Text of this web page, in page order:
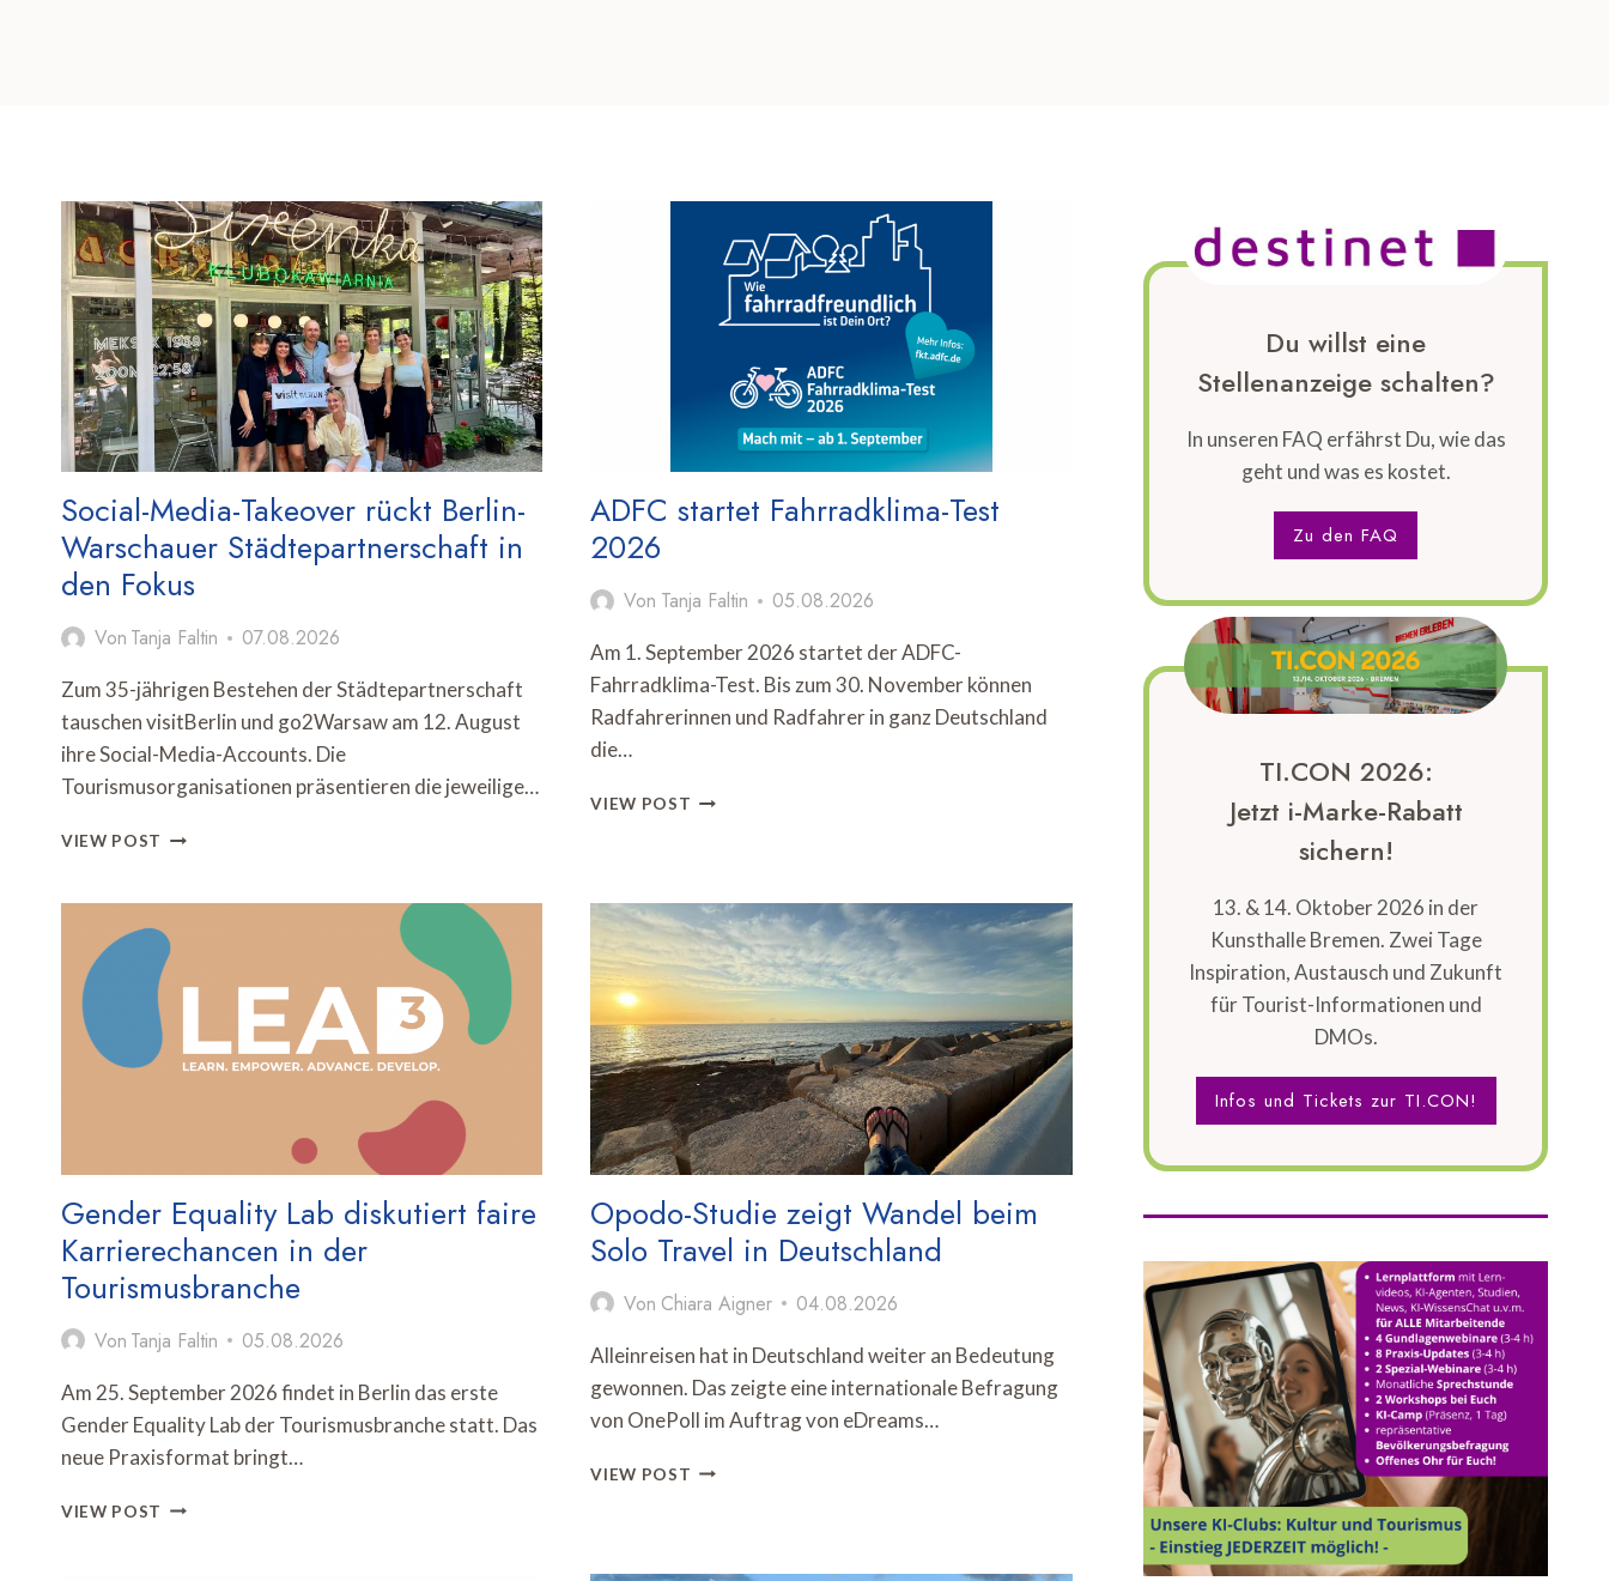
Social-Media-Takeover rückt Berlin-
Warschauer Städtepartnerschaft in
den Fokus
Von Tanja Faltin 07.08.2026
Zum 35-jährigen Bestehen der Städtepartnerschaft
tauschen visitBerlin und go2Warsaw am 12. August
ihre Social-Media-Accounts. Die
Tourismusorganisationen präsentieren die jeweilige…
VIEW POST SOCIAL-
RÜCKT
BERLIN-
WARSCHAUER
STÄDTEPARTNERSCHAFT
DEN
FOKUS
ADFC startet Fahrradklima-Test
2026
Von Tanja Faltin 05.08.2026
Am 1. September 2026 startet der ADFC-
Fahrradklima-Test. Bis zum 30. November können
Radfahrerinnen und Radfahrer in ganz Deutschland
die…
VIEW POST ADFC
Gender Equality Lab diskutiert faire
Karrierechancen in der
Tourismusbranche
Von Tanja Faltin 05.08.2026
Am 25. September 2026 findet in Berlin das erste
Gender Equality Lab der Tourismusbranche statt. Das
neue Praxisformat bringt…
VIEW POST GENDER
Opodo-Studie zeigt Wandel beim
Solo Travel in Deutschland
Von Chiara Aigner 04.08.2026
Alleinreisen hat in Deutschland weiter an Bedeutung
gewonnen. Das zeigte eine internationale Befragung
von OnePoll im Auftrag von eDreams…
VIEW POST OPODO-
Du willst eine
Stellenanzeige schalten?
In unseren FAQ erfährst Du, wie das
geht und was es kostet.
Zu den FAQ
TI.CON 2026:
Jetzt i-Marke-Rabatt
sichern!
13. & 14. Oktober 2026 in der
Kunsthalle Bremen. Zwei Tage
Inspiration, Austausch und Zukunft
für Tourist-Informationen und
DMOs.
Infos und Tickets zur TI.CON!